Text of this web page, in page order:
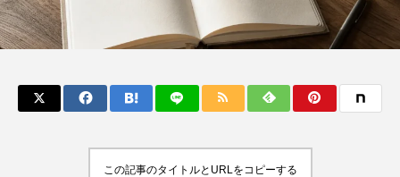
この記事のタイトルとURLをコピーする